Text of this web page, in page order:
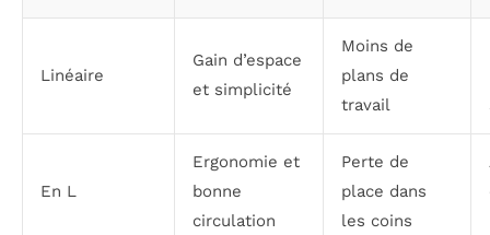
Linéaire
Gain d’espace
et simplicité
Moins de
plans de
travail
En L
Ergonomie et
bonne
circulation
Perte de
place dans
les coins